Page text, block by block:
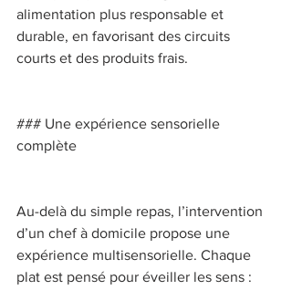
alimentation plus responsable et
durable, en favorisant des circuits
courts et des produits frais.
### Une expérience sensorielle
complète
Au-delà du simple repas, l’intervention
d’un chef à domicile propose une
expérience multisensorielle. Chaque
plat est pensé pour éveiller les sens :